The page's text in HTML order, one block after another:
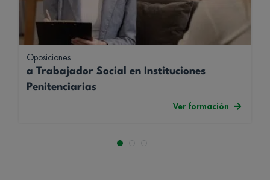
Oposiciones
a Trabajador Social en Instituciones
Penitenciarias
Ver formación